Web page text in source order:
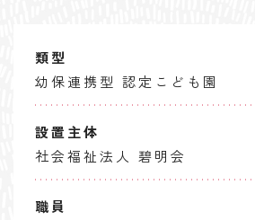
類型
幼保連携型 認定こども園
設置主体
社会福祉法人 碧明会
職員